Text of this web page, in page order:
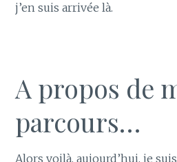
j’en suis arrivée là.
A propos de
parcours…
Alors voilà, aujourd’hui, je